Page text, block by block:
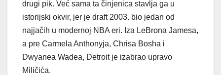
drugi pik. Već sama ta činjenica stavlja ga u
istorijski okvir, jer je draft 2003. bio jedan od
najjačih u modernoj NBA eri. Iza LeBrona Jamesa,
a pre Carmela Anthonyja, Chrisa Bosha i
Dwyanea Wadea, Detroit je izabrao upravo
Miličića.